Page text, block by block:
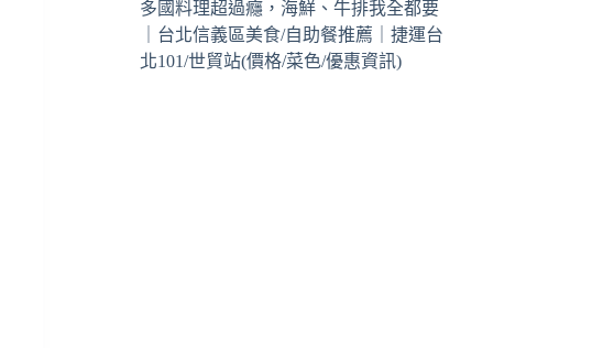
多國料理超過癮，海鮮、牛排我全都要
｜台北信義區美食/自助餐推薦｜捷運台
北101/世貿站(價格/菜色/優惠資訊)